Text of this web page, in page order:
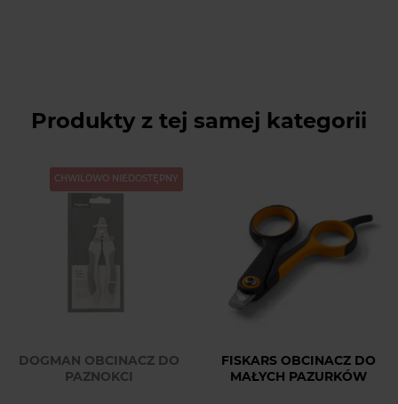
Produkty z tej samej kategorii
CHWILOWO NIEDOSTĘPNY
DOGMAN OBCINACZ DO
PAZNOKCI
FISKARS OBCINACZ DO
MAŁYCH PAZURKÓW